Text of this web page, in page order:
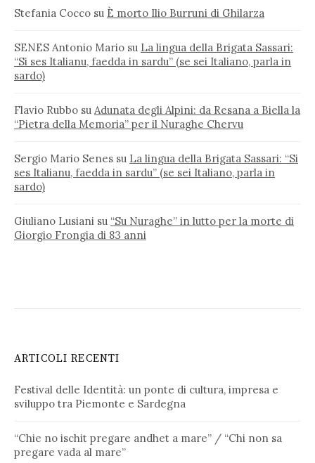
Stefania Cocco su È morto Ilio Burruni di Ghilarza
SENES Antonio Mario su La lingua della Brigata Sassari:
“Si ses Italianu, faedda in sardu” (se sei Italiano, parla in
sardo)
Flavio Rubbo su Adunata degli Alpini: da Resana a Biella la
“Pietra della Memoria” per il Nuraghe Chervu
Sergio Mario Senes su La lingua della Brigata Sassari: “Si
ses Italianu, faedda in sardu” (se sei Italiano, parla in
sardo)
Giuliano Lusiani su “Su Nuraghe” in lutto per la morte di
Giorgio Frongia di 83 anni
ARTICOLI RECENTI
Festival delle Identità: un ponte di cultura, impresa e
sviluppo tra Piemonte e Sardegna
“Chie no ischit pregare andhet a mare” / “Chi non sa
pregare vada al mare”